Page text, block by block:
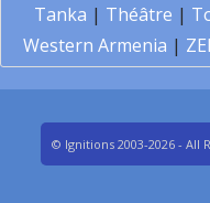
Tanka | Théâtre |
Western Armenia |
© Ignitions 2003-2026 - All